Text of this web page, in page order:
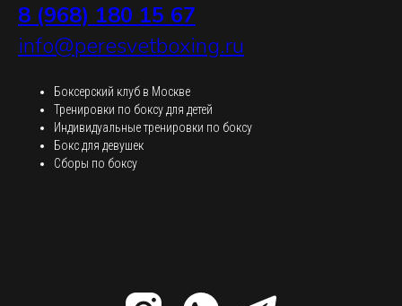
8 (968) 180 15 67
info@peresvetboxing.ru
Боксерский клуб в Москве
Тренировки по боксу для детей
Индивидуальные тренировки по боксу
Бокс для девушек
Сборы по боксу